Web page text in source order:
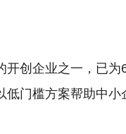
创企业之一，已
门槛方案帮助中小